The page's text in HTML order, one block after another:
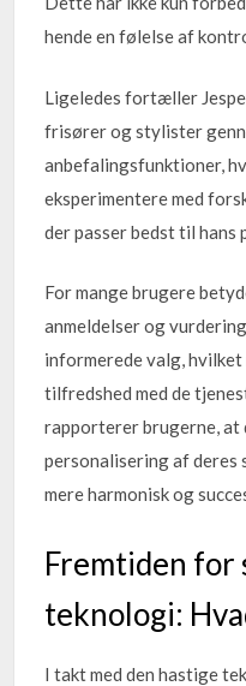
hende en følelse af
Ligeledes fortæller
frisører og stylister
anbefalingsfunktioner,
eksperimentere med
der passer bedst til hans
For mange brugere
anmeldelser og
informerede valg,
tilfredshed med de
rapporterer brugerne,
personalisering af
mere harmonisk og
Fremtiden for
teknologi:
I takt med den hastige